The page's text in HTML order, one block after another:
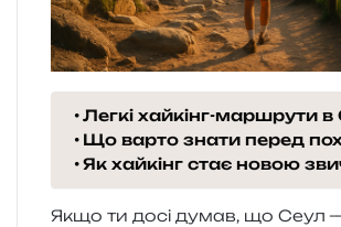
Легкі хайкінг-маршрути в
Що варто знати перед
Як хайкінг стає новою
Якщо ти досі думав, що Сеул